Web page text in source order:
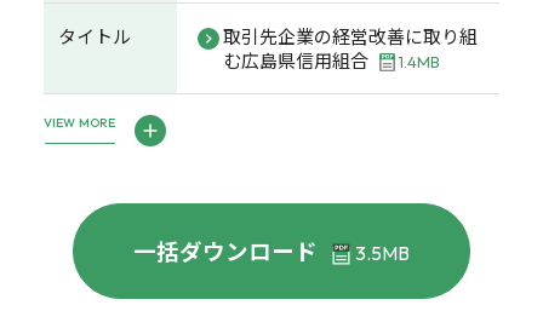
タイトル
取引先企業の経営改善に取り組
む広島県信用組合
1.4MB
VIEW MORE
一括ダウンロード 3.5MB